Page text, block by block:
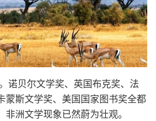
诺贝尔文学奖、英国布克奖、法
蒙斯文学奖、美国国家图书奖全都
洲文学现象已然蔚为壮观。